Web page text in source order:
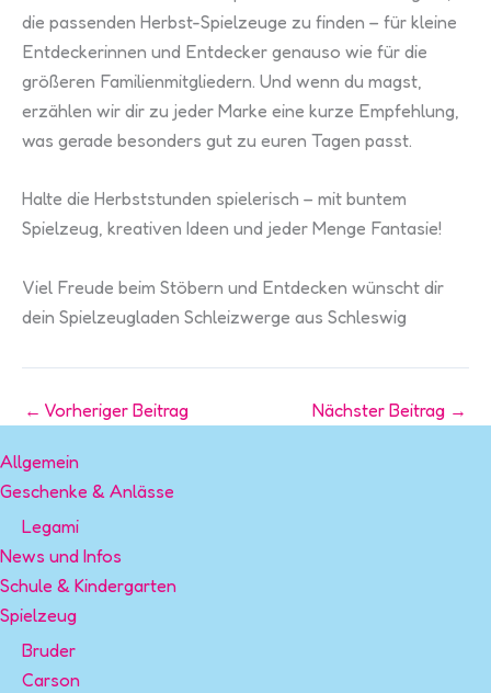
die passenden Herbst-Spielzeuge zu finden – für kleine
Entdeckerinnen und Entdecker genauso wie für die
größeren Familienmitgliedern. Und wenn du magst,
erzählen wir dir zu jeder Marke eine kurze Empfehlung,
was gerade besonders gut zu euren Tagen passt.
Halte die Herbststunden spielerisch – mit buntem
Spielzeug, kreativen Ideen und jeder Menge Fantasie!
Viel Freude beim Stöbern und Entdecken wünscht dir
dein Spielzeugladen Schleizwerge aus Schleswig
← Vorheriger Beitrag Nächster Beitrag →
Allgemein
Geschenke & Anlässe
Legami
News und Infos
Schule & Kindergarten
Spielzeug
Bruder
Carson